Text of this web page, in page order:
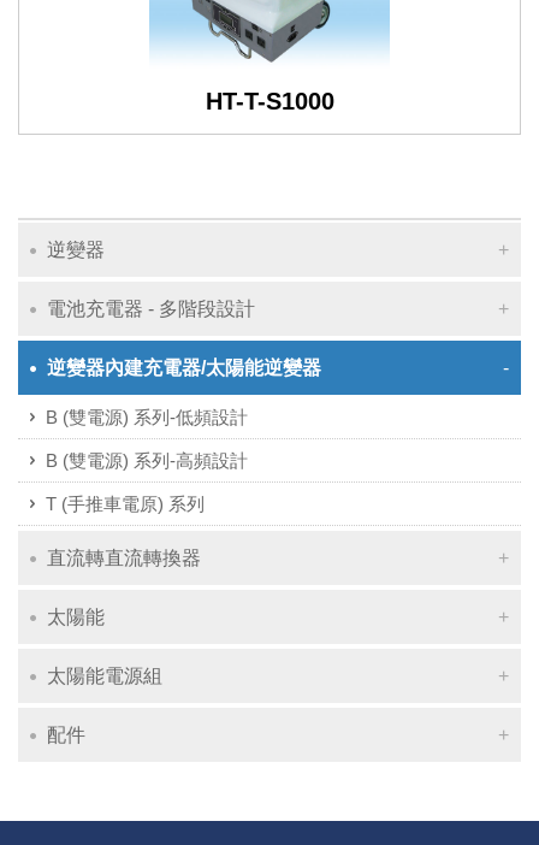
HT-T-S1000
逆變器
電池充電器 - 多階段設計
逆變器內建充電器/太陽能逆變器
B (雙電源) 系列-低頻設計
B (雙電源) 系列-高頻設計
T (手推車電原) 系列
直流轉直流轉換器
太陽能
太陽能電源組
配件